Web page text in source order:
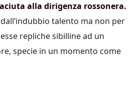
alla dirigenza rossonera.
talento ma non per
repliche sibilline ad un
specie in un momento come